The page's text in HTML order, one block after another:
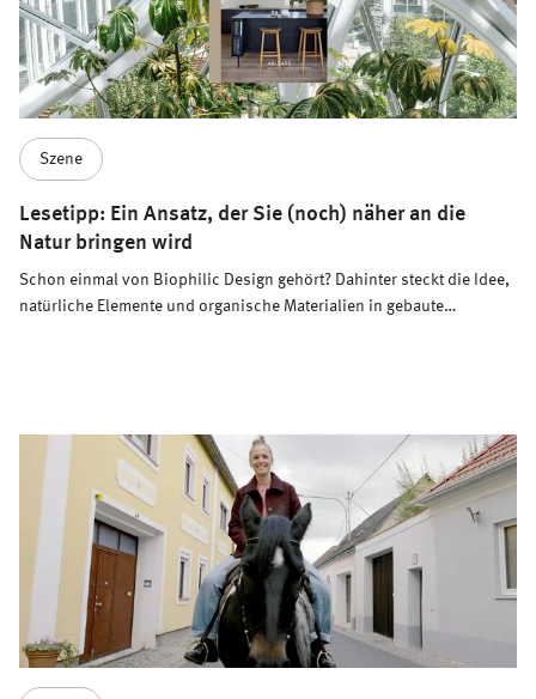
Szene
Lesetipp: Ein Ansatz, der Sie (noch) näher an die
Natur bringen wird
Schon einmal von Biophilic Design gehört? Dahinter steckt die Idee,
natürliche Elemente und organische Materialien in gebaute